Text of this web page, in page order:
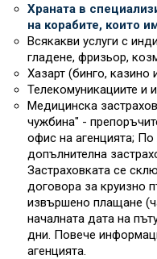
Храната в
на корабите, които
Всякакви услуги с
гладене, фризьор,
Хазарт (бинго, казино
Телекомуникациите и
Медицинска
чужбина" -
офис на агенцията;
допълнителна
Застраховката се
договора за круизно
извършено плащане
началната дата на
дни. Повече
агенцията.